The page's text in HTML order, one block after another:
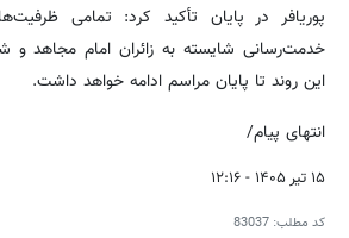
خدمت‌رسانی شایسته به زائران امام مجاهد و
این روند تا پایان مراسم ادامه خواهد داشت.
انتهای پیام/
۱۵ تیر ۱۴۰۵ - ۱۲:۱۶
کد مطلب: 83037